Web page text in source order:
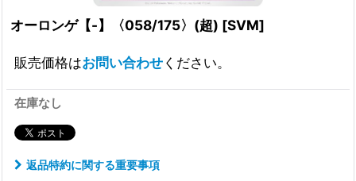
オーロンゲ【-】〈058/175〉(超) [SVM]
販売価格はお問い合わせください。
在庫なし
返品特約に関する重要事項